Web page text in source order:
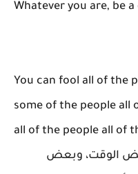
Whatever you are, be
You can fool all of the
some of the people all
all of the people all of
الوقت، وبعض